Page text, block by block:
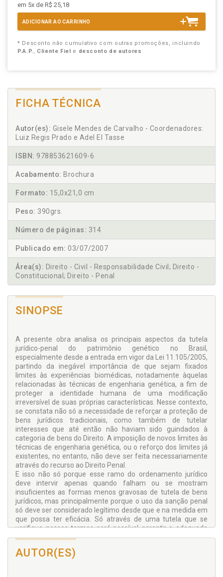
em 5x de R$ 25,18
ADICIONAR AO CARRINHO
* Desconto não cumulativo com outras promoções, incluindo
P.A.P., Cliente Fiel e desconto de autores
FICHA TÉCNICA
Autor(es): Gisele Mendes de Carvalho - Coordenadores:
Luiz Regis Prado e Adel El Tasse
ISBN: 978853621609-6
Acabamento: Brochura
Formato: 15,0x21,0 cm
Peso: 390grs.
Número de páginas: 314
Publicado em: 03/07/2007
Área(s): Direito - Civil - Responsabilidade Civil; Direito -
Constitucional; Direito - Penal
SINOPSE
A presente obra analisa os principais aspectos da tutela
jurídico-penal do patrimônio genético no Brasil,
especialmente desde a entrada em vigor da Lei 11.105/2005,
partindo da inegável importância de que sejam fixados
limites às experiências biomédicas, notadamente àquelas
relacionadas às técnicas de engenharia genética, a fim de
proteger a identidade humana de uma modificação
irreversível de suas próprias características. Nesse contexto,
se constata não só a necessidade de reforçar a proteção de
bens jurídicos tradicionais, como também de tutelar
interesses que até então não haviam sido guindados à
categoria de bens do Direito. A imposição de novos limites às
técnicas de engenharia genética, ou o reforço dos limites já
existentes, no entanto, não deve ser feita necessariamente
através do recurso ao Direito Penal.
E isso não só porque esse ramo do ordenamento jurídico
deve intervir apenas quando falham ou se mostram
insuficientes as formas menos gravosas de tutela de bens
jurídicos, mas principalmente porque o uso da sanção penal
só deve ser considerado legítimo desde que e na medida em
que possa ter eficácia. Só através de uma tutela que se
verifique nesses termos será possível garantir a adequada
flexibilização que harmonize, simultaneamente, a maior
liberdade de investigação possível e o respeito devido à
dignidade da pessoa humana, evitando que se venha a
AUTOR(ES)